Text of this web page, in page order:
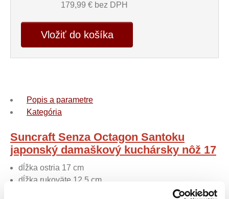
179,99 € bez DPH
Vložiť do košíka
Popis a parametre
Kategória
Suncraft Senza Octagon Santoku
japonský damaškový kuchársky nôž 17
dĺžka ostria 17 cm
dĺžka rukoväte 12,5 cm